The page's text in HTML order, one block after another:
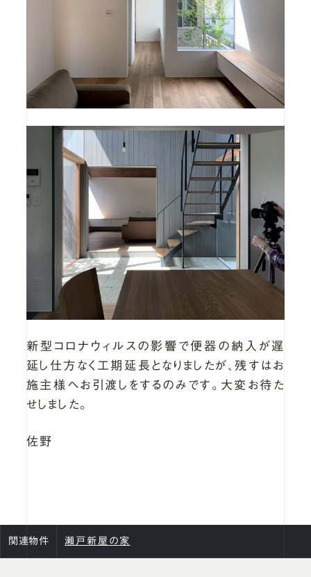
新型コロナウィルスの影響で便器の納入が遅
延し仕方なく工期延長となりましたが、残すはお
施主様へお引渡しをするのみです。大変お待た
せしました。
佐野
関連物件 瀬戸新屋の家